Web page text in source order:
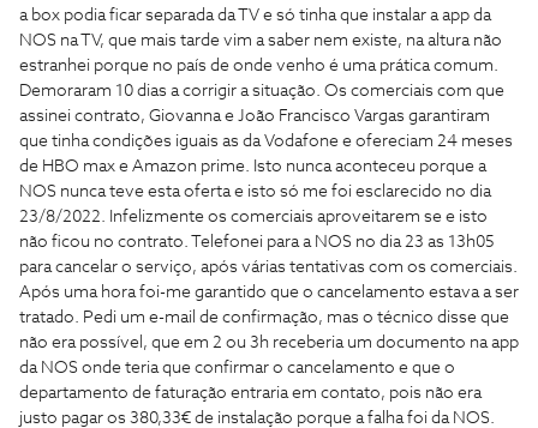
a box podia ficar separada da TV e só tinha que instalar a app da
NOS na TV, que mais tarde vim a saber nem existe, na altura não
estranhei porque no país de onde venho é uma prática comum.
Demoraram 10 dias a corrigir a situação. Os comerciais com que
assinei contrato, Giovanna e João Francisco Vargas garantiram
que tinha condições iguais as da Vodafone e ofereciam 24 meses
de HBO max e Amazon prime. Isto nunca aconteceu porque a
NOS nunca teve esta oferta e isto só me foi esclarecido no dia
23/8/2022. Infelizmente os comerciais aproveitarem se e isto
não ficou no contrato. Telefonei para a NOS no dia 23 as 13h05
para cancelar o serviço, após várias tentativas com os comerciais.
Após uma hora foi-me garantido que o cancelamento estava a ser
tratado. Pedi um e-mail de confirmação, mas o técnico disse que
não era possível, que em 2 ou 3h receberia um documento na app
da NOS onde teria que confirmar o cancelamento e que o
departamento de faturação entraria em contato, pois não era
justo pagar os 380,33€ de instalação porque a falha foi da NOS.